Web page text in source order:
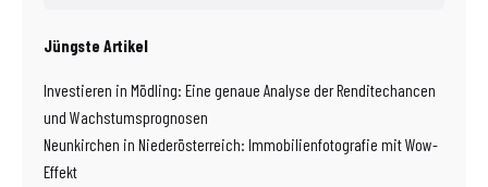
Jüngste Artikel
Investieren in Mödling: Eine genaue Analyse der Renditechancen
und Wachstumsprognosen
Neunkirchen in Niederösterreich: Immobilienfotografie mit Wow-
Effekt